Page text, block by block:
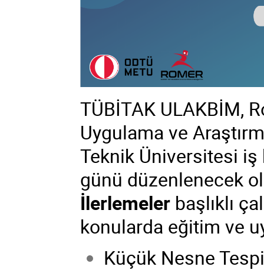
TÜBİTAK ULAKBİM,
Uygulama ve
Teknik Üniversitesi
günü düzenlenecek
İlerlemeler başlıklı
konularda eğitim ve
Küçük Nesne